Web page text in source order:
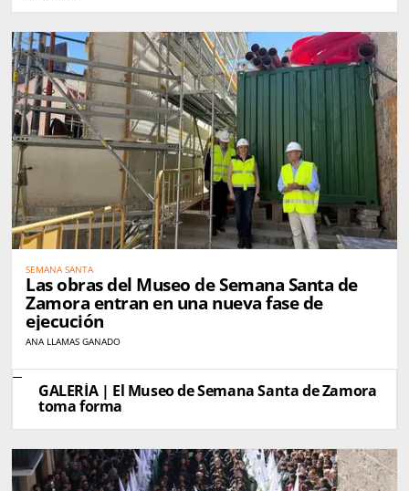
SEMANA SANTA
Las obras del Museo de Semana Santa de
Zamora entran en una nueva fase de
ejecución
ANA LLAMAS GANADO
GALERÍA | El Museo de Semana Santa de Zamora
toma forma